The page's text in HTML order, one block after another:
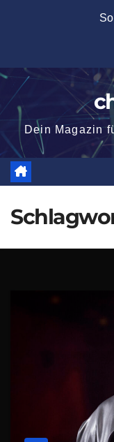
Dein Magazin